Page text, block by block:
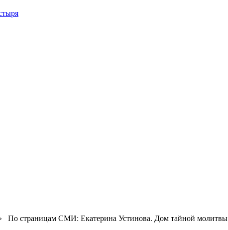
По страницам СМИ: Екатерина Устинова. Дом тайной молитвы